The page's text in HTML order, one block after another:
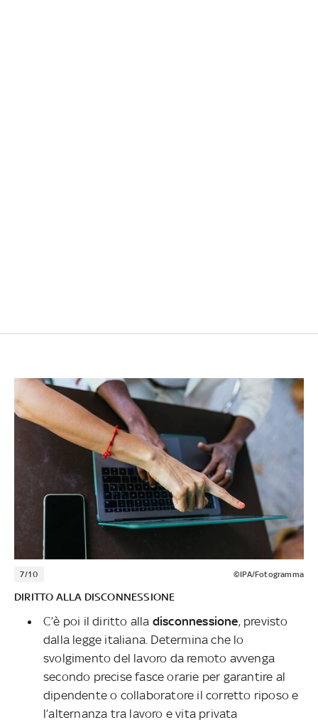
7/10 ©IPA/Fotogramma
DIRITTO ALLA DISCONNESSIONE
C’è poi il diritto alla disconnessione, previsto
dalla legge italiana. Determina che lo
svolgimento del lavoro da remoto avvenga
secondo precise fasce orarie per garantire al
dipendente o collaboratore il corretto riposo e
l’alternanza tra lavoro e vita privata